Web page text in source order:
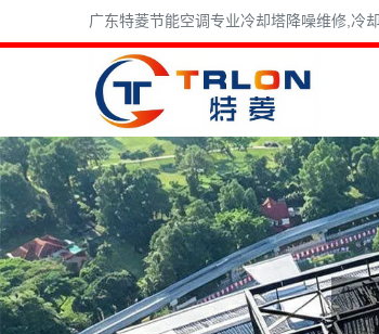
广东特菱节能空调专业冷却塔降噪维修,冷